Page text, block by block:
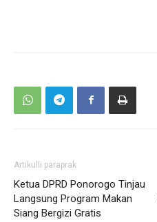
Artikulli paraprak
Ketua DPRD Ponorogo Tinjau
Langsung Program Makan
Siang Bergizi Gratis